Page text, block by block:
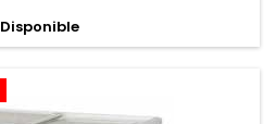
Disponible